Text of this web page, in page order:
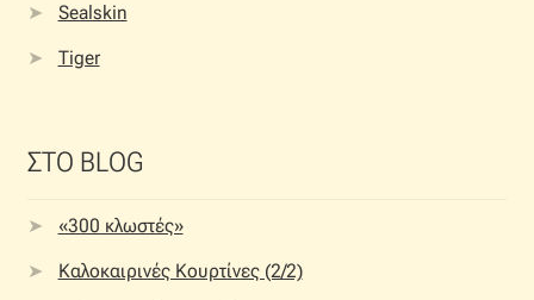
Sealskin
Tiger
ΣΤΟ BLOG
«300 κλωστές»
Καλοκαιρινές Κουρτίνες (2/2)